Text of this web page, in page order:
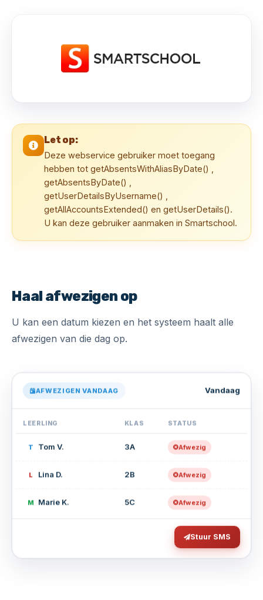
Let op:
Deze webservice gebruiker moet toegang
hebben tot getAbsentsWithAliasByDate() ,
getAbsentsByDate() ,
getUserDetailsByUsername() ,
getAllAccountsExtended() en getUserDetails().
U kan deze gebruiker aanmaken in Smartschool.
Haal afwezigen op
U kan een datum kiezen en het systeem haalt alle
afwezigen van die dag op.
AFWEZIGEN VANDAAG Vandaag
LEERLING KLAS STATUS
T Tom V. 3A Afwezig
L Lina D. 2B Afwezig
M Marie K. 5C Afwezig
Stuur SMS